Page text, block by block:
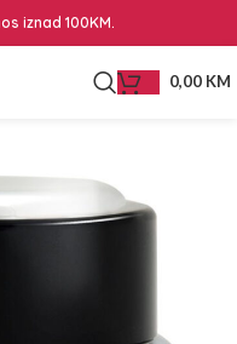
iznad 100KM.
0,00 KM